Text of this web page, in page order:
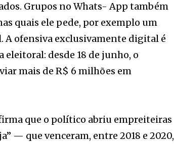
Grupos no Whats- App também
quais ele pede, por exemplo um
A ofensiva exclusivamente digital é
desde 18 de junho, o
mais de R$ 6 milhões em
que o político abriu empreiteiras
— que venceram, entre 2018 e 2020,